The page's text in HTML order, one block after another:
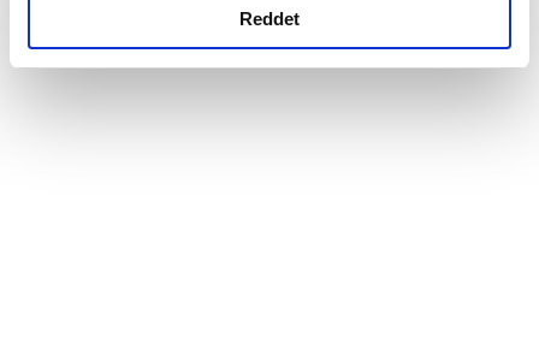
okumak ve sitemizi ziyaretiniz kapsamında
Reddet